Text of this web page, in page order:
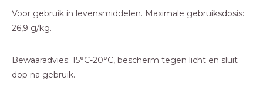
Voor gebruik in levensmiddelen. Maximale gebruiksdosis:
26,9 g/kg.
Bewaaradvies: 15°C-20°C, bescherm tegen licht en sluit
dop na gebruik.